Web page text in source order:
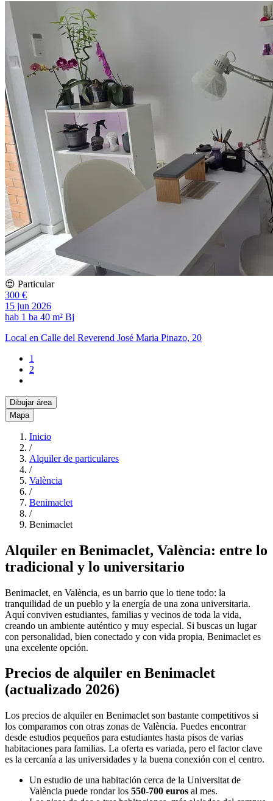
😍 Particular
300 €
15 jun 2026
hab 1 ba 40 m² Bj
Local en Calle del Reverend José Maria Pinazo, 20
1
2
Dibujar área
Mapa
Inicio
/
Alquiler de particulares
/
València
/
Benimaclet
/
Benimaclet
Alquiler en Benimaclet, València: entre lo
tradicional y lo universitario
Benimaclet, en València, es un barrio que lo tiene todo: la
tranquilidad de un pueblo y la energía de una zona universitaria.
Aquí conviven estudiantes, familias y vecinos de toda la vida,
creando un ambiente auténtico y muy especial. Si buscas un lugar
con personalidad, bien conectado y con vida propia, Benimaclet es
una excelente opción.
Precios de alquiler en Benimaclet
(actualizado 2026)
Los precios de alquiler en Benimaclet son bastante competitivos si
los comparamos con otras zonas de València. Puedes encontrar
desde estudios pequeños para estudiantes hasta pisos de varias
habitaciones para familias. La oferta es variada, pero el factor clave
es la cercanía a las universidades y la buena conexión con el centro.
Un estudio de una habitación cerca de la Universitat de
València puede rondar los 550-700 euros al mes.